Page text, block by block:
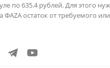
по 635.4 рублей. Для этого
остаток от требуемого